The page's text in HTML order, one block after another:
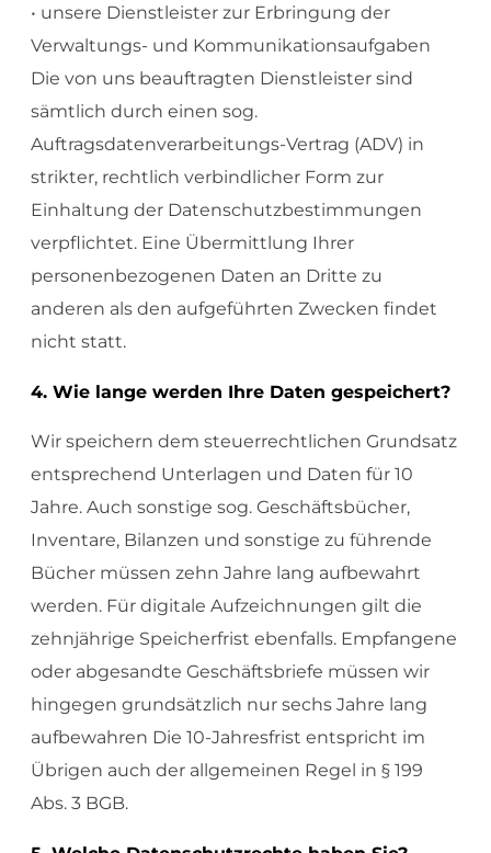
• unsere Dienstleister zur Erbringung der
Verwaltungs- und Kommunikationsaufgaben
Die von uns beauftragten Dienstleister sind
sämtlich durch einen sog.
Auftragsdatenverarbeitungs-Vertrag (ADV) in
strikter, rechtlich verbindlicher Form zur
Einhaltung der Datenschutzbestimmungen
verpflichtet. Eine Übermittlung Ihrer
personenbezogenen Daten an Dritte zu
anderen als den aufgeführten Zwecken findet
nicht statt.
4. Wie lange werden Ihre Daten gespeichert?
Wir speichern dem steuerrechtlichen Grundsatz
entsprechend Unterlagen und Daten für 10
Jahre. Auch sonstige sog. Geschäftsbücher,
Inventare, Bilanzen und sonstige zu führende
Bücher müssen zehn Jahre lang aufbewahrt
werden. Für digitale Aufzeichnungen gilt die
zehnjährige Speicherfrist ebenfalls. Empfangene
oder abgesandte Geschäftsbriefe müssen wir
hingegen grundsätzlich nur sechs Jahre lang
aufbewahren Die 10-Jahresfrist entspricht im
Übrigen auch der allgemeinen Regel in § 199
Abs. 3 BGB.